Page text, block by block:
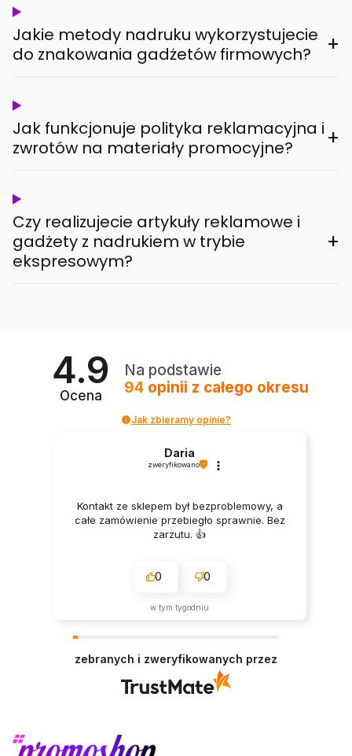
Jakie metody nadruku wykorzystujecie
do znakowania gadżetów firmowych?
+
Jak funkcjonuje polityka reklamacyjna i
zwrotów na materiały promocyjne?
+
Czy realizujecie artykuły reklamowe i
gadżety z nadrukiem w trybie
ekspresowym?
+
4.9
Ocena
Na podstawie
94 opinii z całego okresu
Jak zbieramy opinie?
Daria
zweryfikowano
Kontakt ze sklepem był bezproblemowy, a
całe zamówienie przebiegło sprawnie. Bez
zarzutu. 👍️
0 0
w tym tygodniu
zebranych i zweryfikowanych przez